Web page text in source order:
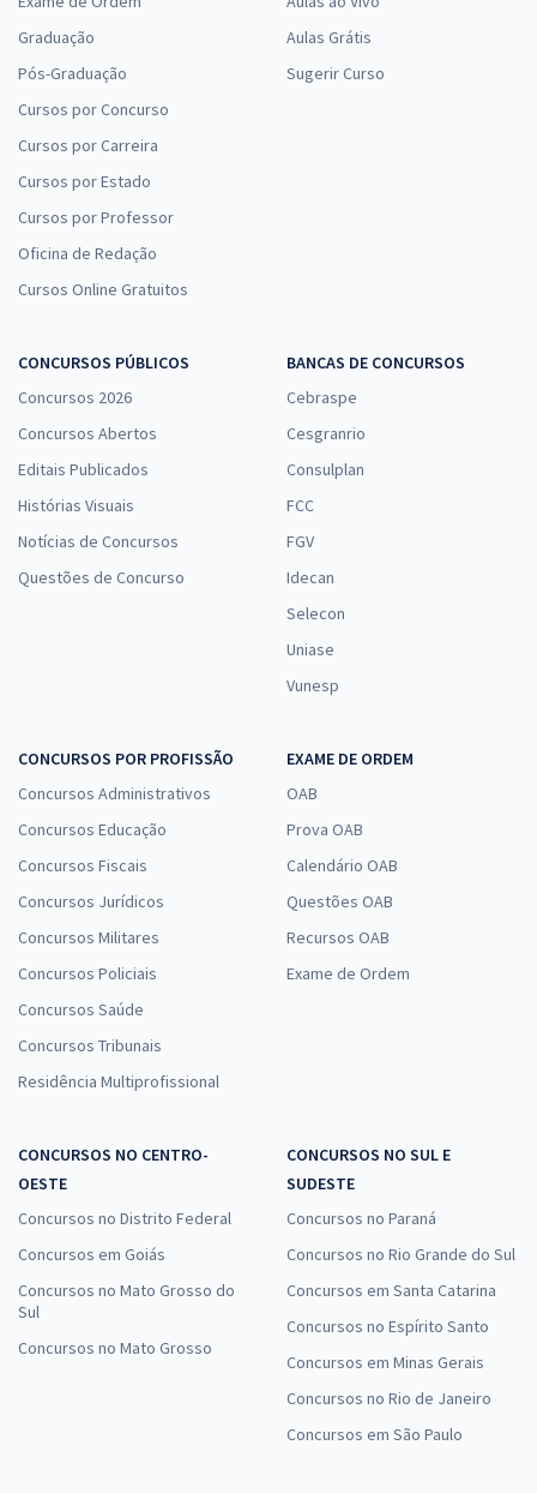
Graduação
Pós-Graduação
Cursos por Concurso
Cursos por Carreira
Cursos por Estado
Cursos por Professor
Oficina de Redação
Cursos Online Gratuitos
Aulas Grátis
Sugerir Curso
CONCURSOS PÚBLICOS
Concursos 2026
Concursos Abertos
Editais Publicados
Histórias Visuais
Notícias de Concursos
Questões de Concurso
BANCAS DE CONCURSOS
Cebraspe
Cesgranrio
Consulplan
FCC
FGV
Idecan
Selecon
Uniase
Vunesp
CONCURSOS POR PROFISSÃO
Concursos Administrativos
Concursos Educação
Concursos Fiscais
Concursos Jurídicos
Concursos Militares
Concursos Policiais
Concursos Saúde
Concursos Tribunais
Residência Multiprofissional
EXAME DE ORDEM
OAB
Prova OAB
Calendário OAB
Questões OAB
Recursos OAB
Exame de Ordem
CONCURSOS NO CENTRO-
OESTE
Concursos no Distrito Federal
Concursos em Goiás
Concursos no Mato Grosso do
Sul
Concursos no Mato Grosso
CONCURSOS NO SUL E
SUDESTE
Concursos no Paraná
Concursos no Rio Grande do Sul
Concursos em Santa Catarina
Concursos no Espírito Santo
Concursos em Minas Gerais
Concursos no Rio de Janeiro
Concursos em São Paulo